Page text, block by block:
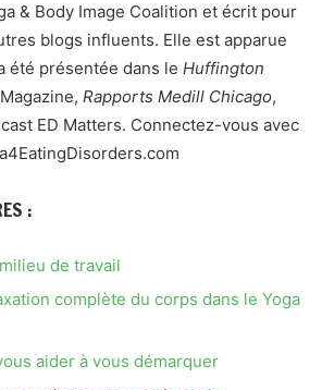
& Body Image Coalition et écrit pour
blogs influents. Elle est apparue
été présentée dans le Huffington
Magazine, Rapports Medill Chicago,
ED Matters. Connectez-vous avec
:
de travail
complète du corps dans le Yoga
aider à vous démarquer